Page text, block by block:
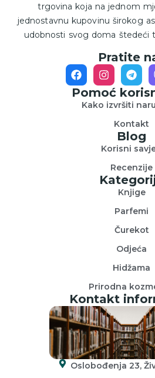
trgovina koja na jednom
jednostavnu kupovinu širokog
udobnosti svog doma štedeći
Pratite
Pomoć
Kako izvršiti
Kontakt
Blog
Korisni
Recenzije
Knjige
Parfemi
Čurekot
Odjeća
Hidžama
Prirodna
Kontakt
Oslobođenja 23,